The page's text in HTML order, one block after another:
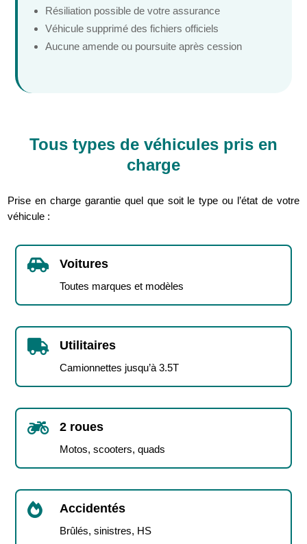
Résiliation possible de votre assurance
Véhicule supprimé des fichiers officiels
Aucune amende ou poursuite après cession
Tous types de véhicules pris en
charge
Prise en charge garantie quel que soit le type ou l’état de votre
véhicule :
 Voitures
Toutes marques et modèles
 Utilitaires
Camionnettes jusqu’à 3.5T
 2 roues
Motos, scooters, quads
 Accidentés
Brûlés, sinistres, HS